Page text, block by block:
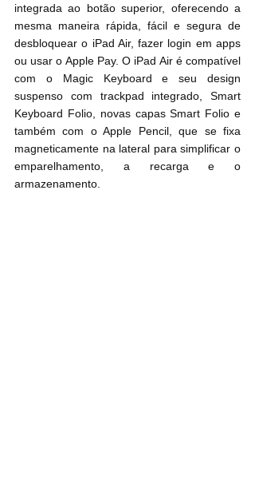
integrada ao botão superior, oferecendo a
mesma maneira rápida, fácil e segura de
desbloquear o iPad Air, fazer login em apps
ou usar o Apple Pay. O iPad Air é compatível
com o Magic Keyboard e seu design
suspenso com trackpad integrado, Smart
Keyboard Folio, novas capas Smart Folio e
também com o Apple Pencil, que se fixa
magneticamente na lateral para simplificar o
emparelhamento, a recarga e o
armazenamento.